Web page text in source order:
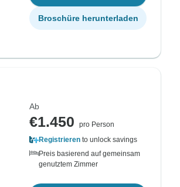
Broschüre herunterladen
Ab
€1.450
pro Person
Registrieren to unlock savings
Preis basierend auf gemeinsam
genutztem Zimmer